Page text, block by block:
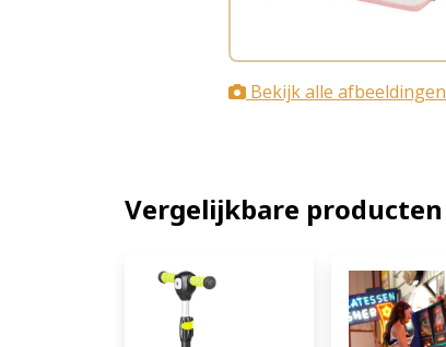
Bekijk alle afbeeldingen
Vergelijkbare producten